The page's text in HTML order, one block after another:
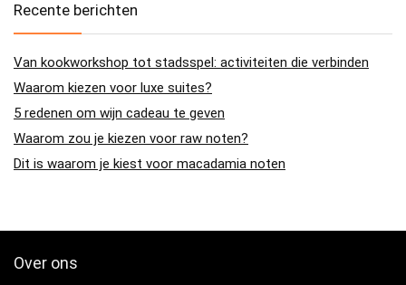
Recente berichten
Van kookworkshop tot stadsspel: activiteiten die verbinden
Waarom kiezen voor luxe suites?
5 redenen om wijn cadeau te geven
Waarom zou je kiezen voor raw noten?
Dit is waarom je kiest voor macadamia noten
Over ons